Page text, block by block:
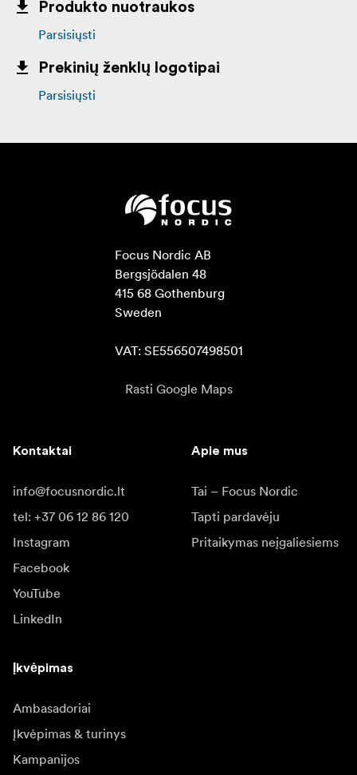
Produkto nuotraukos
Parsisiųsti
Prekinių ženklų logotipai
Parsisiųsti
Focus Nordic AB
Bergsjödalen 48
415 68 Gothenburg
Sweden
VAT: SE556507498501
Rasti Google Maps
Kontaktai
info@focusnordic.lt
tel: +37 06 12 86 120
Instagram
Facebook
YouTube
LinkedIn
Apie mus
Tai – Focus Nordic
Tapti pardavėju
Pritaikymas neįgaliesiems
Įkvėpimas
Ambasadoriai
Įkvėpimas & turinys
Kampanijos